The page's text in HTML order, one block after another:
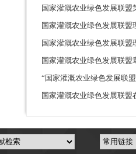
国家灌溉农业绿色发展联
国家灌溉农业绿色发展联盟
国家灌溉农业绿色发展联盟
国家灌溉农业绿色发展联盟
“国家灌溉农业绿色发展联
国家灌溉农业绿色发展联盟